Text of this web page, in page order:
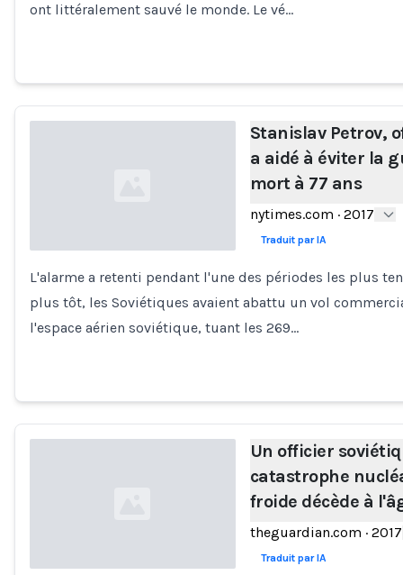
ont littéralement sauvé le monde. Le vé…
Stanislav Petrov,
a aidé à éviter la
mort à 77 ans
nytimes.com · 2017
Traduit par IA
L'alarme a retenti pendant l'une des périodes les plus
plus tôt, les Soviétiques avaient abattu un vol
l'espace aérien soviétique, tuant les 269…
Un officier
catastrophe
froide décède à
theguardian.com · 2017
Traduit par IA